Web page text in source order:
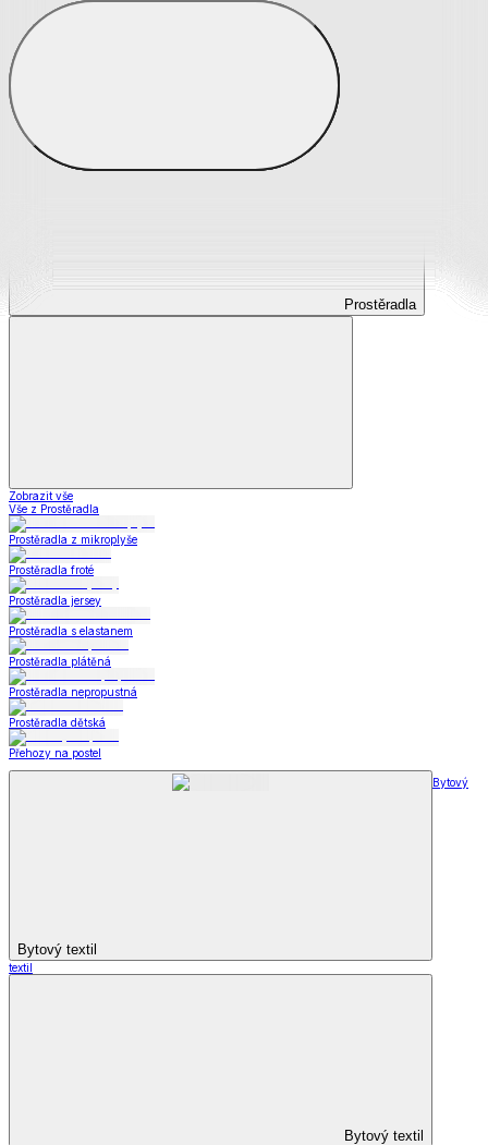
Prostěradla
Prostěradla
Zobrazit vše
Vše z Prostěradla
Prostěradla z mikroplyše
Prostěradla froté
Prostěradla jersey
Prostěradla s elastanem
Prostěradla plátěná
Prostěradla nepropustná
Prostěradla dětská
Přehozy na postel
Bytový textil
Bytový
textil
Bytový textil